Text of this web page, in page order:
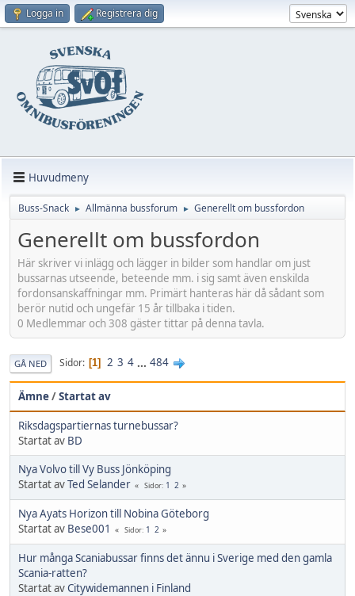
Logga in Registrera dig
Huvudmeny
Buss-Snack ► Allmänna bussforum ► Generellt om bussfordon
Generellt om bussfordon
Här skriver vi inlägg och lägger in bilder som handlar om just
bussarnas utseende, beteende mm. i sig samt även enskilda
fordonsanskaffningar mm. Primärt hanteras här då sådant som
berör nutid och ungefär 15 år tillbaka i tiden.
0 Medlemmar och 308 gäster tittar på denna tavla.
GÅ NED Sidor 1 2 3 4 ... 484
Ämne/Startat av
Riksdagspartiernas turnebussar?
Startat av BD
Nya Volvo till Vy Buss Jönköping
Startat avTed Selander Sidor 1 2
Nya Ayats Horizon till Nobina Göteborg
Startat av Bese001 Sidor 1 2
Hur många Scaniabussar finns det ännu i Sverige med den gamla
Scania-ratten?
Startat avCitywidemannen i Finland